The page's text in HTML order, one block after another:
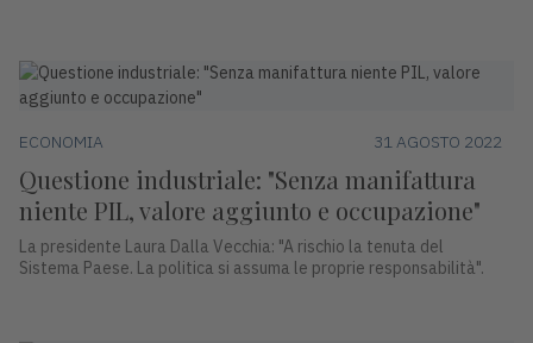
ECONOMIA 31 AGOSTO 2022
Questione industriale: "Senza manifattura
niente PIL, valore aggiunto e occupazione"
La presidente Laura Dalla Vecchia: "A rischio la tenuta del
Sistema Paese. La politica si assuma le proprie responsabilità".